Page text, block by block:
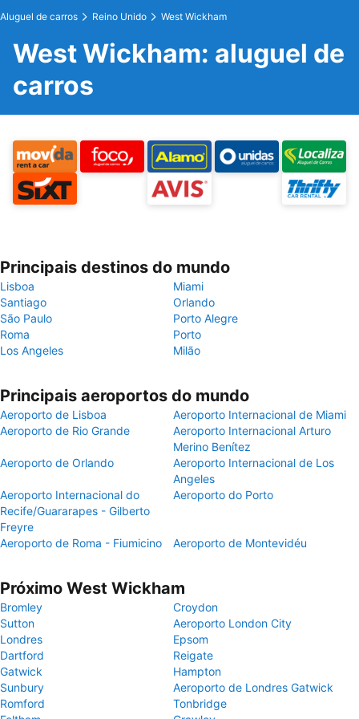
Aluguel de carros Reino Unido West Wickham
West Wickham: aluguel de
carros
Principais destinos do mundo
Lisboa
Miami
Santiago
Orlando
São Paulo
Porto Alegre
Roma
Porto
Los Angeles
Milão
Principais aeroportos do mundo
Aeroporto de Lisboa
Aeroporto Internacional de Miami
Aeroporto de Rio Grande
Aeroporto Internacional Arturo
Merino Benítez
Aeroporto de Orlando
Aeroporto Internacional de Los
Angeles
Aeroporto Internacional do
Recife/Guararapes - Gilberto
Freyre
Aeroporto do Porto
Aeroporto de Roma - Fiumicino Aeroporto de Montevidéu
Próximo West Wickham
Bromley
Croydon
Sutton
Aeroporto London City
Londres
Epsom
Dartford
Reigate
Gatwick
Hampton
Sunbury
Aeroporto de Londres Gatwick
Romford
Tonbridge